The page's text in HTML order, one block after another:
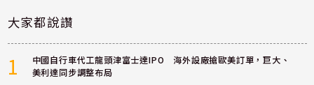
大家都說讚
1
中國自行車代工龍頭津富士達IPO 海外設廠搶歐美訂單，巨大、
美利達同步調整布局